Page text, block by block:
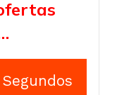
Segundos